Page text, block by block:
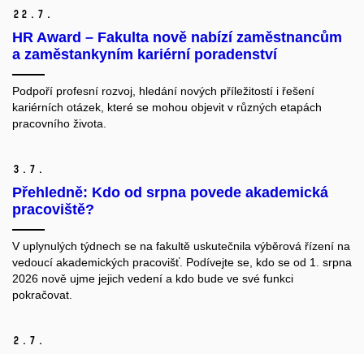
22. 7.
HR Award – Fakulta nově nabízí zaměstnancům
a zaměstankyním kariérní poradenství
Podpoří profesní rozvoj, hledání nových příležitostí i řešení
kariérních otázek, které se mohou objevit v různých etapách
pracovního života.
3. 7.
Přehledně: Kdo od srpna povede akademická
pracoviště?
V uplynulých týdnech se na fakultě uskutečnila výběrová řízení na
vedoucí akademických pracovišť. Podívejte se, kdo se od 1. srpna
2026 nově ujme jejich vedení a kdo bude ve své funkci
pokračovat.
2. 7.